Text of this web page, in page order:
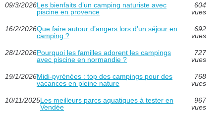
09/3/2026Les bienfaits d’un camping naturiste avec
piscine en provence
604
vues
16/2/2026Que faire autour d’angers lors d’un séjour en
camping ?
692
vues
28/1/2026Pourquoi les familles adorent les campings
avec piscine en normandie ?
727
vues
19/1/2026Midi-pyrénées : top des campings pour des
vacances en pleine nature
768
vues
10/11/2025Les meilleurs parcs aquatiques à tester en
Vendée
967
vues